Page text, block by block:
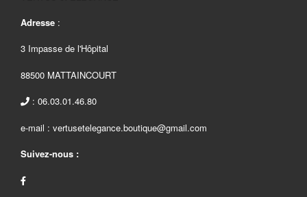
Adresse :
3 Impasse de l'Hôpital
88500 MATTAINCOURT
: 06.03.01.46.80
e-mail : vertusetelegance.boutique@gmail.com
Suivez-nous :